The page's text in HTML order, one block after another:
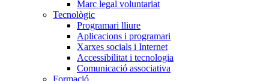
Marc legal voluntariat
Tecnològic
Programari lliure
Aplicacions i programari
Xarxes socials i Internet
Accessibilitat i tecnologia
Comunicació associativa
Formació